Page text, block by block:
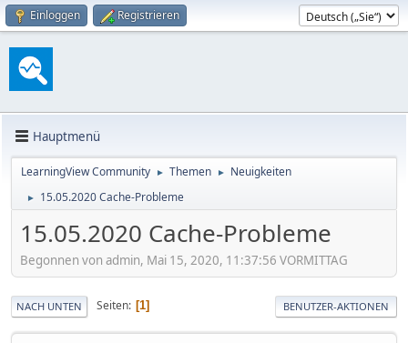
Einloggen Registrieren
Hauptmenü
LearningView Community ► Themen ► Neuigkeiten
► 15.05.2020 Cache-Probleme
15.05.2020 Cache-Probleme
Begonnen von admin, Mai 15, 2020, 11:37:56 VORMITTAG
NACH UNTEN Seiten 1 BENUTZER-AKTIONEN